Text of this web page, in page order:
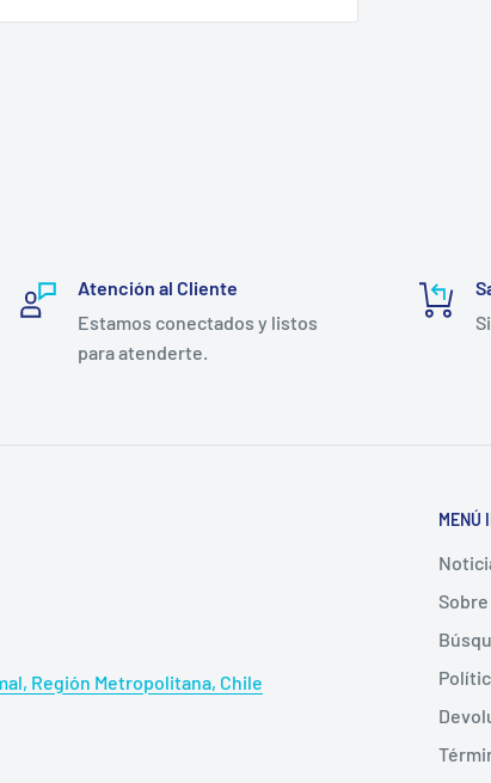
Atención al Cliente
Estamos conectados y listos
para atenderte.
Región Metropolitana, Chile
MENÚ